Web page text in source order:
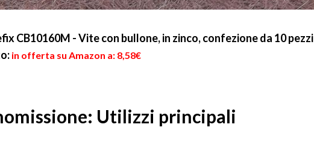
CB10160M - Vite con bullone, in zinco, confezione da 10 pezzi
in offerta su Amazon a: 8,58€
Utilizzi principali